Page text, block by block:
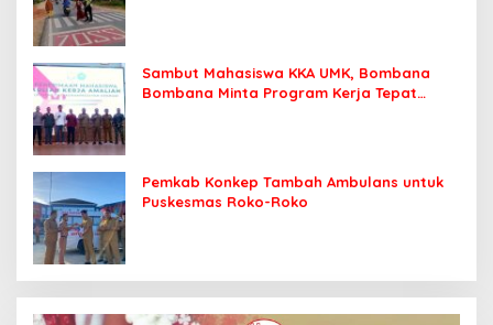
Sambut Mahasiswa KKA UMK, Bombana
Bombana Minta Program Kerja Tepat
Pemkab Konkep Tambah Ambulans untuk
Puskesmas Roko-Roko